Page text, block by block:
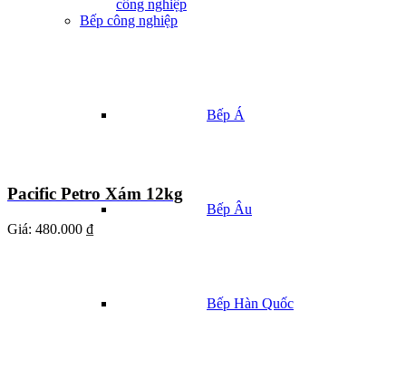
công nghiệp
Bếp công nghiệp
Bếp Á
Bếp Âu
Bếp Hàn Quốc
Pacific Petro Xám 12kg
Giá: 480.000 ₫